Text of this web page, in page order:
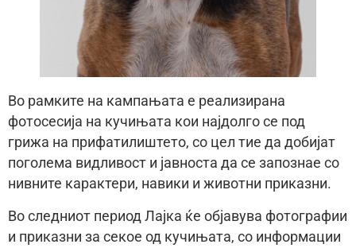
Во рамките на кампањата е реализирана
фотосесија на кучињата кои најдолго се под
грижа на прифатилиштето, со цел тие да добијат
поголема видливост и јавноста да се запознае со
нивните карактери, навики и животни приказни.
Во следниот период Лајка ќе објавува фотографии
и приказни за секое од кучињата, со информации